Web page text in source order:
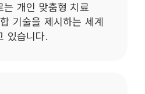
는 개인 맞춤형 치료
기술을 제시하는 세계
있습니다.